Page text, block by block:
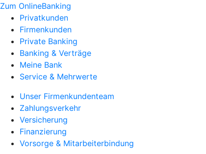
Zum OnlineBanking
Privatkunden
Firmenkunden
Private Banking
Banking & Verträge
Meine Bank
Service & Mehrwerte
Unser Firmenkundenteam
Zahlungsverkehr
Versicherung
Finanzierung
Vorsorge & Mitarbeiterbindung